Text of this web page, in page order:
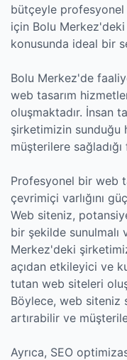
bütçeyle
için Bolu
konusunda ideal bir
Bolu Merkez'de
web tasarım
oluşmaktadır. İnsan
şirketimizin sunduğu
müşterilere
Profesyonel bir web
çevrimiçi varlığını
Web siteniz,
bir şekilde sunulmalı
Merkez'deki
açıdan etkileyici ve
tutan web siteleri
Böylece, web siteniz
artırabilir ve
Ayrıca, SEO